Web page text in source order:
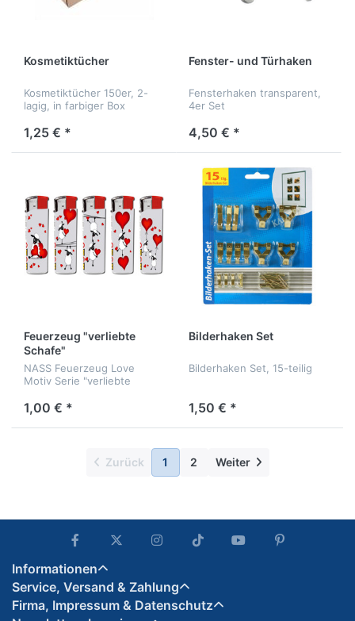
Kosmetiktücher
Kosmetiktücher 150er, 2-
lagig, in farbiger Box
1,25 € *
Fenster- und Türhaken
Fensterhaken transparent,
4er Set
4,50 € *
Feuerzeug "verliebte
Schafe"
NASS Feuerzeug Love
Motiv Serie "verliebte
1,00 € *
Bilderhaken Set
Bilderhaken Set, 15-teilig
1,50 € *
Zurück 1 2 Weiter
Informationen
Service, Versand & Zahlung
Firma, Impressum & Datenschutz